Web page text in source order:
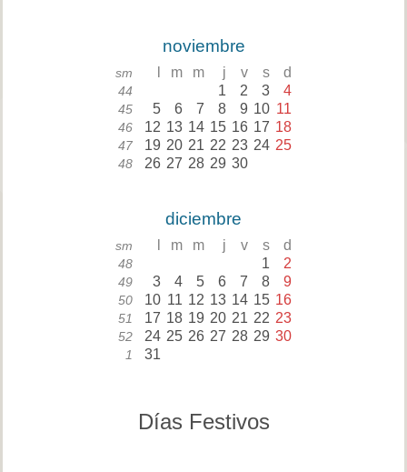
noviembre
sm m m j v s d
44 1 2 3 4
45 5 6 7 8 9 10 11
46 12 13 14 15 16 17 18
47 19 20 21 22 23 24 25
48 26 27 28 29 30
diciembre
sm m m j v s d
48 1 2
49 3 4 5 6 7 8 9
50 10 11 12 13 14 15 16
51 17 18 19 20 21 22 23
52 24 25 26 27 28 29 30
1 31
Días Festivos